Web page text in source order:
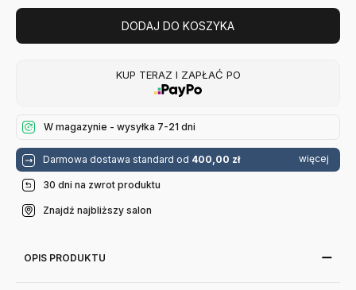
DODAJ DO KOSZYKA
KUP TERAZ I ZAPŁAĆ PO
W magazynie - wysyłka 7-21 dni
Darmowa dostawa standard od 400,00 zł więcej
30 dni na zwrot produktu
Znajdź najbliższy salon
OPIS PRODUKTU